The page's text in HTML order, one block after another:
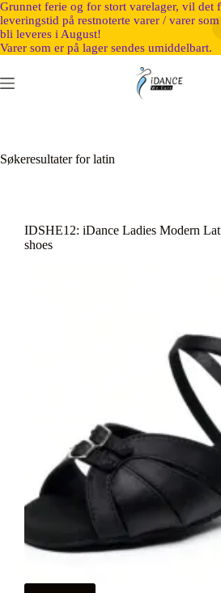
Grunnet ferie og for stort varelager, vil det
leveringstid på restnoterte varer / varer
bli leveres i August!
Varer som er på lager sendes umiddelbart.
Søkeresultater for latin
IDSHE12: iDance Ladies Modern
shoes